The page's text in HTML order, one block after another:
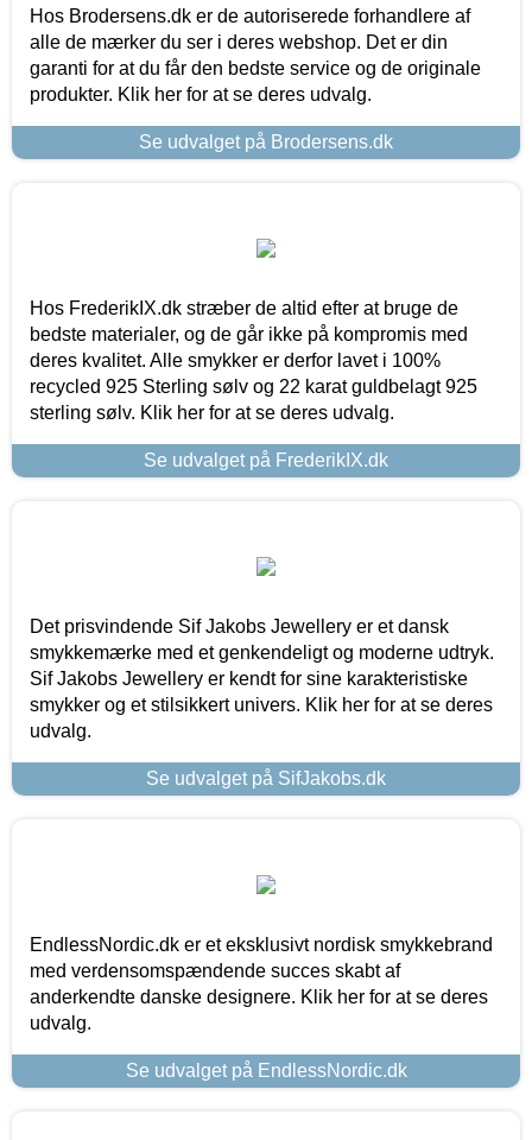
Hos Brodersens.dk er de autoriserede forhandlere af
alle de mærker du ser i deres webshop. Det er din
garanti for at du får den bedste service og de originale
produkter. Klik her for at se deres udvalg.
Se udvalget på Brodersens.dk
Hos FrederikIX.dk stræber de altid efter at bruge de
bedste materialer, og de går ikke på kompromis med
deres kvalitet. Alle smykker er derfor lavet i 100%
recycled 925 Sterling sølv og 22 karat guldbelagt 925
sterling sølv. Klik her for at se deres udvalg.
Se udvalget på FrederikIX.dk
Det prisvindende Sif Jakobs Jewellery er et dansk
smykkemærke med et genkendeligt og moderne udtryk.
Sif Jakobs Jewellery er kendt for sine karakteristiske
smykker og et stilsikkert univers. Klik her for at se deres
udvalg.
Se udvalget på SifJakobs.dk
EndlessNordic.dk er et eksklusivt nordisk smykkebrand
med verdensomspændende succes skabt af
anderkendte danske designere. Klik her for at se deres
udvalg.
Se udvalget på EndlessNordic.dk